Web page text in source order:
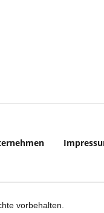
vorbehalten.